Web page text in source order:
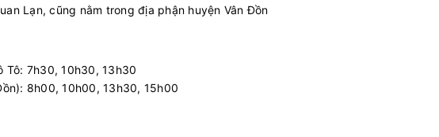
Lạn, cũng nằm trong địa phận huyện Vân Đồn
Tô: 7h30, 10h30, 13h30
8h00, 10h00, 13h30, 15h00